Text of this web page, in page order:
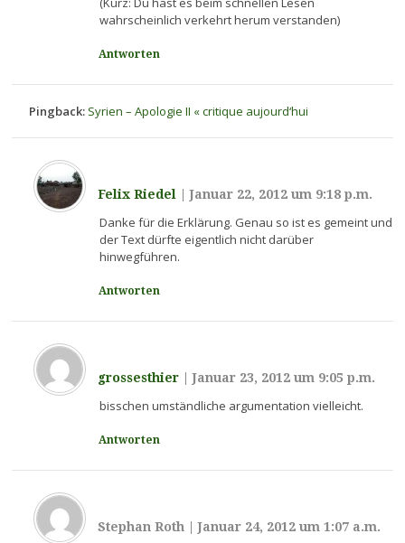
wahrscheinlich verkehrt herum verstanden)
Antworten
Pingback: Syrien – Apologie II « critique aujourd‘hui
Felix Riedel |Januar 22, 2012 um 9:18 p.m.
Danke für die Erklärung. Genau so ist es gemeint und
der Text dürfte eigentlich nicht darüber
hinwegführen.
Antworten
grossesthier |Januar 23, 2012 um 9:05 p.m.
bisschen umständliche argumentation vielleicht.
Antworten
Stephan Roth |Januar 24, 2012 um 1:07 a.m.